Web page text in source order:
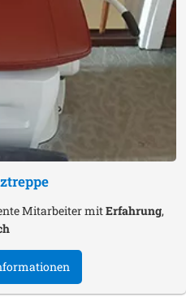
Mitarbeiter mitErfahrung,